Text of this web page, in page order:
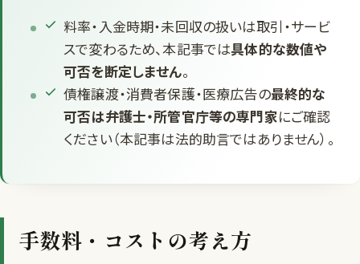
料率・入金時期・未回収の扱いは取引・サービ
スで変わるため、本記事では具体的な数値や
可否を断定しません。
債権譲渡・消費者保護・医療広告の最終的な
可否は弁護士・所管官庁等の専門家にご確認
ください（本記事は法的助言ではありません）。
手数料・コストの考え方